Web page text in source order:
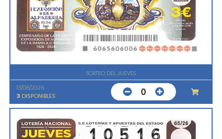
SORTEO DEL JUEVES
13/08/2026
3 DISPONIBLES 0